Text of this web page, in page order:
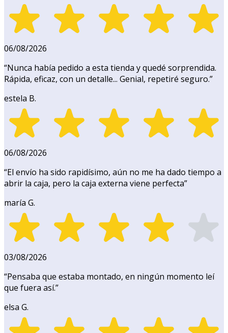
06/08/2026
“Nunca había pedido a esta tienda y quedé sorprendida.
Rápida, eficaz, con un detalle... Genial, repetiré seguro.”
estela B.
06/08/2026
“El envío ha sido rapidísimo, aún no me ha dado tiempo a
abrir la caja, pero la caja externa viene perfecta”
maría G.
03/08/2026
“Pensaba que estaba montado, en ningún momento leí
que fuera así.”
elsa G.